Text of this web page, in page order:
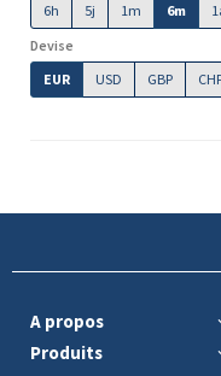
6h
5j 1m 6m
Devise
EUR
USD GBP
A propos
Produits